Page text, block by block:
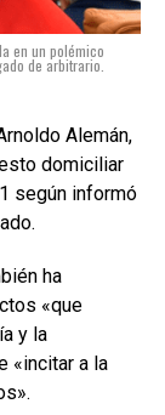
en un polémico
de arbitrario.
Alemán,
domiciliar
según informó
ha
«que
y la
«incitar a la